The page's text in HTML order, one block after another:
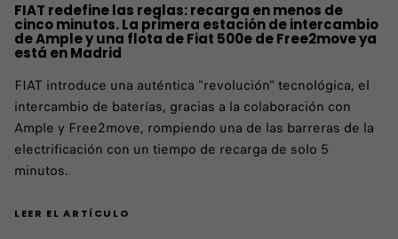
FIAT redefine las reglas: recarga en menos de
cinco minutos. La primera estación de intercambio
de Ample y una flota de Fiat 500e de Free2move ya
está en Madrid
FIAT introduce una auténtica "revolución" tecnológica, el
intercambio de baterías, gracias a la colaboración con
Ample y Free2move, rompiendo una de las barreras de la
electrificación con un tiempo de recarga de solo 5
minutos.
LEER EL ARTÍCULO